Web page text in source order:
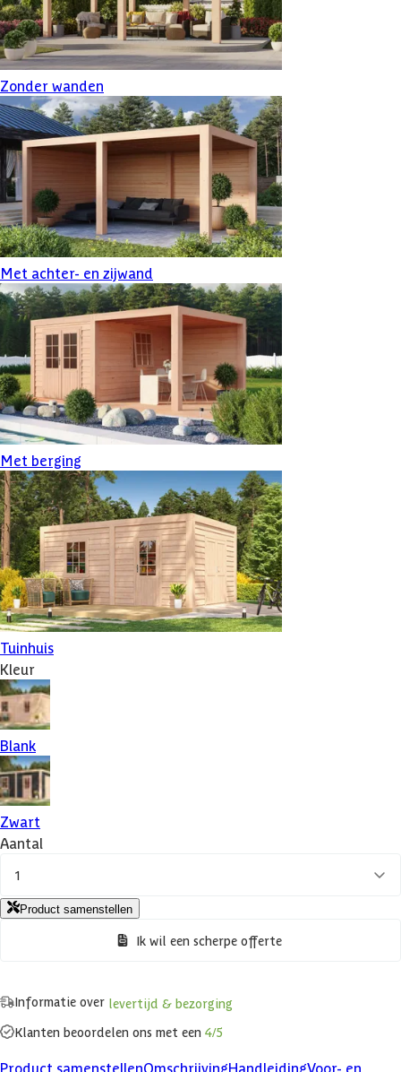
Zonder wanden
Met achter- en zijwand
Met berging
Tuinhuis
Kleur
Blank
Zwart
Aantal
1
Product samenstellen
Ik wil een scherpe offerte
Informatie over levertijd & bezorging
Klanten beoordelen ons met een 4/5
Product samenstellenOmschrijvingHandleidingVoor- en